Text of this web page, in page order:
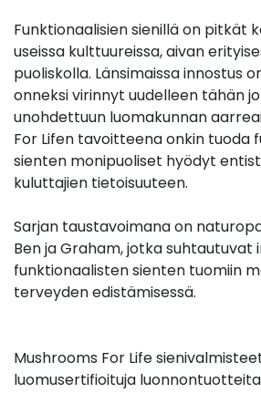
Funktionaalisien sienillä on pitkät
useissa kulttuureissa, aivan
puoliskolla. Länsimaissa innostus
onneksi virinnyt uudelleen tähän
unohdettuun luomakunnan
For Lifen tavoitteena onkin tuoda
sienten monipuoliset hyödyt
kuluttajien tietoisuuteen.
Sarjan taustavoimana on
Ben ja Graham, jotka suhtautuvat
funktionaalisten sienten tuomiin
terveyden edistämisessä.
Mushrooms For Life
luomusertifioituja